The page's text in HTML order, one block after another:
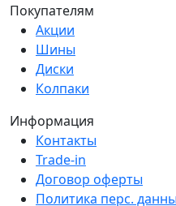
Покупателям
Акции
Шины
Диски
Колпаки
Информация
Контакты
Trade-in
Договор оферты
Политика перс.